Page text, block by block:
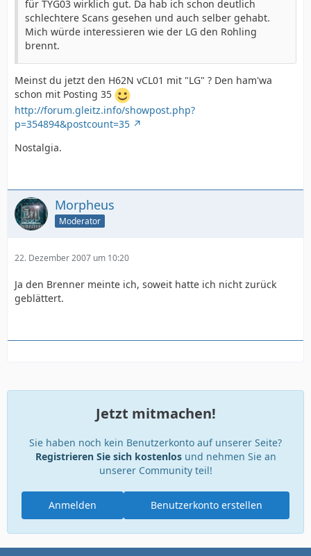
für TYG03 wirklich gut. Da hab ich schon deutlich
schlechtere Scans gesehen und auch selber gehabt.
Mich würde interessieren wie der LG den Rohling
brennt.
Meinst du jetzt den H62N vCL01 mit "LG" ? Den ham'wa
schon mit Posting 35
http://forum.gleitz.info/showpost.php?
p=354894&postcount=35
Nostalgia.
Morpheus
Moderator
22. Dezember 2007 um 10:20
Ja den Brenner meinte ich, soweit hatte ich nicht zurück
geblättert.
Jetzt mitmachen!
Sie haben noch kein Benutzerkonto auf unserer Seite?
Registrieren Sie sich kostenlosund nehmen Sie an
unserer Community teil!
Benutzerkonto erstellen
Anmelden